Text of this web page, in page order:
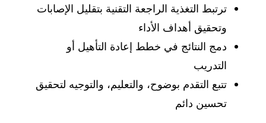
ترتبط التغذية الراجعة التقنية بتقليل الإصابات
وتحقيق أهداف الأداء
دمج النتائج في خطط إعادة التأهيل أو
التدريب
تتبع التقدم بوضوح، والتعليم، والتوجيه لتحقيق
تحسين دائم